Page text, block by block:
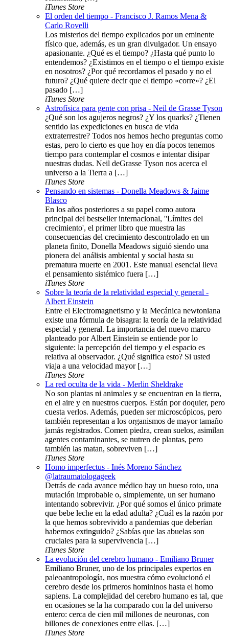
iTunes Store
El orden del tiempo - Francisco J. Ramos Mena &
Carlo Rovelli
Los misterios del tiempo explicados por un eminente
físico que, además, es un gran divulgador. Un ensayo
apasionante. ¿Qué es el tiempo? ¿Hasta qué punto lo
entendemos? ¿Existimos en el tiempo o el tiempo existe
en nosotros? ¿Por qué recordamos el pasado y no el
futuro? ¿Qué quiere decir que el tiempo «corre»? ¿El
pasado […]
iTunes Store
Astrofísica para gente con prisa - Neil de Grasse Tyson
¿Qué son los agujeros negros? ¿Y los quarks? ¿Tienen
sentido las expediciones en busca de vida
extraterrestre? Todos nos hemos hecho preguntas como
estas, pero lo cierto es que hoy en día pocos tenemos
tiempo para contemplar el cosmos e intentar disipar
nuestras dudas. Neil deGrasse Tyson nos acerca el
universo a la Tierra a […]
iTunes Store
Pensando en sistemas - Donella Meadows & Jaime
Blasco
En los años posteriores a su papel como autora
principal del bestseller internacional, ''Límites del
crecimiento', el primer libro que muestra las
consecuencias del crecimiento descontrolado en un
planeta finito, Donella Meadows siguió siendo una
pionera del análisis ambiental y social hasta su
prematura muerte en 2001. Este manual esencial lleva
el pensamiento sistémico fuera […]
iTunes Store
Sobre la teoría de la relatividad especial y general -
Albert Einstein
Entre el Electromagnetismo y la Mecánica newtoniana
existe una fórmula de bisagra: la teoría de la relatividad
especial y general. La importancia del nuevo marco
planteado por Albert Einstein se entiende por lo
siguiente: la percepción del tiempo y el espacio es
relativa al observador. ¿Qué significa esto? Si usted
viaja a una velocidad mayor […]
iTunes Store
La red oculta de la vida - Merlin Sheldrake
No son plantas ni animales y se encuentran en la tierra,
en el aire y en nuestros cuerpos. Están por doquier, pero
cuesta verlos. Además, pueden ser microscópicos, pero
también representan a los organismos de mayor tamaño
jamás registrados. Comen piedra, crean suelos, asimilan
agentes contaminantes, se nutren de plantas, pero
también las matan, sobreviven […]
iTunes Store
Homo imperfectus - Inés Moreno Sánchez
@latraumatologageek
Detrás de cada avance médico hay un hueso roto, una
mutación improbable o, simplemente, un ser humano
intentando sobrevivir. ¿Por qué somos el único primate
que bebe leche en la edad adulta? ¿Cuál es la razón por
la que hemos sobrevivido a pandemias que deberían
habernos extinguido? ¿Sabías que las abuelas son
cruciales para la supervivencia […]
iTunes Store
La evolución del cerebro humano - Emiliano Bruner
Emiliano Bruner, uno de los principales expertos en
paleoantropología, nos muestra cómo evolucionó el
cerebro desde los primeros homininos hasta el homo
sapiens. La complejidad del cerebro humano es tal, que
en ocasiones se la ha comparado con la del universo
entero: cerca de cien mil millones de neuronas, con
billones de conexiones entre ellas. […]
iTunes Store